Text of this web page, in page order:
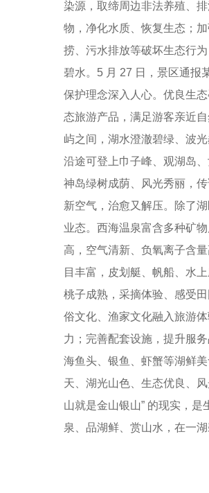
染源，取缔周边非法养殖、
物，净化水质、恢复生态；
捞、污水排放等破坏生态行
碧水。5 月 27 日，景区通报
保护理念深入人心。优良生
态旅游产品，满足游客亲近
屿之间，湖水澄澈碧绿、波
沿途可登上巾子峰、观湖岛
神岛绿树成荫、风光秀丽，
新空气，治愈又解压。除了
业态。西海温泉富含多种矿
高，空气清新、负氧离子含
目丰富，皮划艇、帆船、水
桃子成熟，采摘体验、感受
俗文化、渔家文化融入旅游
力；完善配套设施，提升服
海鱼头、银鱼、虾蟹等湖鲜
天、湖光山色、生态优良、
山就是金山银山” 的现实，
泉、品湖鲜、赏山水，在一